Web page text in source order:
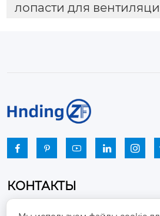
лопасти для
    
КОНТАКТЫ
Промышленный парк,